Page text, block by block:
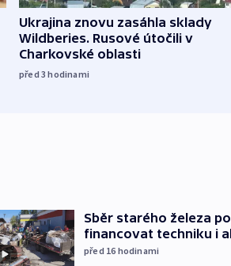
Ukrajina znovu zasáhla sklady
Wildberies. Rusové útočili v
Charkovské oblasti
před 3hodinami
Sběr starého železa
financovat techniku i
před 16 hodinami